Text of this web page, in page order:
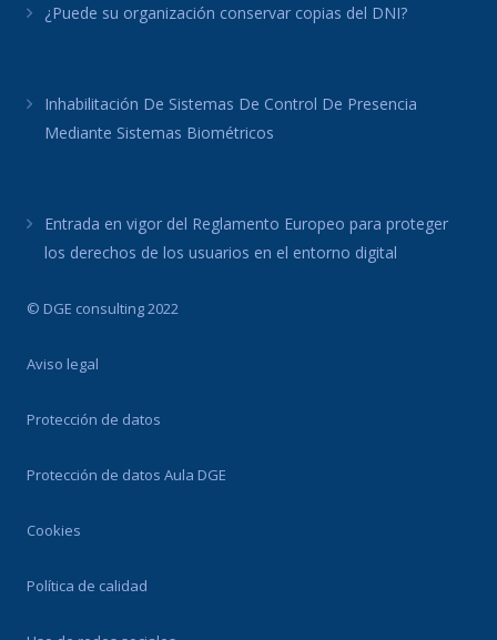
¿Puede su organización conservar copias del DNI?
Inhabilitación De Sistemas De Control De Presencia
Mediante Sistemas Biométricos
Entrada en vigor del Reglamento Europeo para proteger
los derechos de los usuarios en el entorno digital
© DGE consulting 2022
Aviso legal
Protección de datos
Protección de datos Aula DGE
Cookies
Política de calidad